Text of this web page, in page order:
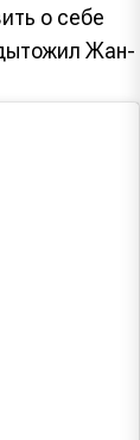
о себе
Жан-